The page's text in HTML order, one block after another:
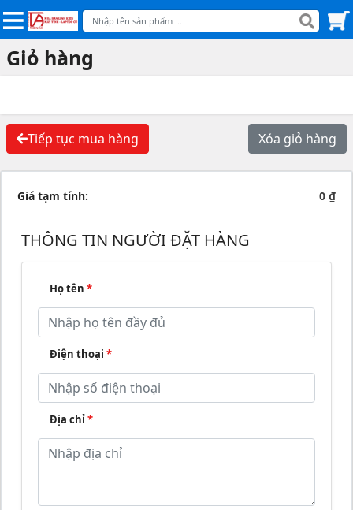
Giỏ hàng
Tiếp tục mua hàng Xóa giỏ hàng
Giá tạm tính: 0 ₫
THÔNG TIN NGƯỜI ĐẶT HÀNG
Họ tên *
Điện thoại *
Địa chỉ*